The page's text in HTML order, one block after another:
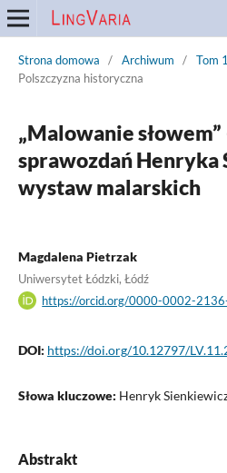
Strona domowa / Archiwum / Tom
Polszczyzna historyczna
„Malowanie słowem”
sprawozdań Henryka
wystaw malarskich
Magdalena Pietrzak
Uniwersytet Łódzki, Łódź
https://orcid.org/0000-0002-
DOI: https://doi.org/10.12797/
Słowa kluczowe: Henryk
Abstrakt